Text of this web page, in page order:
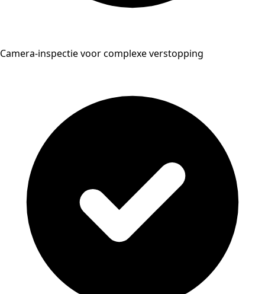
Camera-inspectie voor complexe verstopping